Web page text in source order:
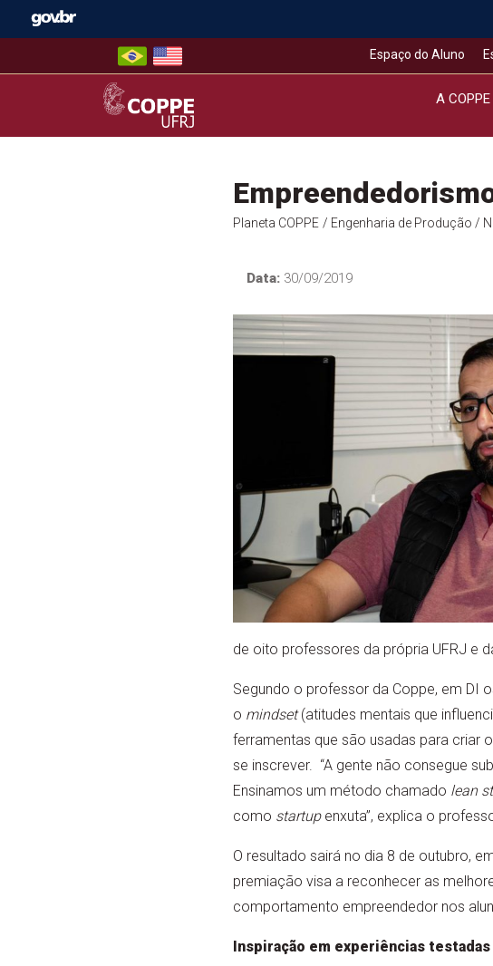
Espaço do Aluno
COPPE – UFRJ
A COPPE
Planeta COPPE / Engenharia de Produção /
Data:30/09/2019
de oito professores da própria UFRJ e
Segundo o professor da Coppe, em DI
o mindset(atitudes mentais que
ferramentas que são usadas para criar
se inscrever. “A gente não consegue
Ensinamos um método chamado lean
como startup enxuta”, explica o
O resultado sairá no dia 8 de outubro,
premiação visa a reconhecer as
comportamento empreendedor nos
Inspiração em experiências